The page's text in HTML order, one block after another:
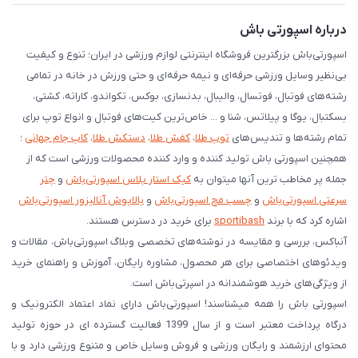
درباره اسپورتی باش
اسپورتی‌باش بزرگترین فروشگاه اینترنتی لوازم ورزشی در ایران؛ تنوع و کیفیت
بی‌نظیر وسایل ورزشی حرفه‌ای و نیمه حرفه‌ای و حتی ورزش در خانه در تمامی
رشته‌های فوتبال، فوتسال، والیبال، بدنسازی، بوکس، تکواندو، کاراته، کشتی،
بسکتبال، یوگا و پیلاتس، شنا و ... خاص‌ترین کیت‌های فوتبال و انواع توپ برای
تمام رشته‌ها و تندیس‌های توپ طلا، کفش طلا، دستکش طلا، کاپ جام جهانی ؛
همچنین اسپورتی باش تولید کننده و وارد کننده محصولات ورزشی است که از
جمله پر مخاطب ترین آنها میتوان به کیک استار پلاس اسپورتی‌باش و چتر
سرعتی اسپورتی‌باش و چسب مچ اسپورتی‌باش و بالاپوش آنالیزور اسپورتی‌باش
اشاره کرد که با برند sportibash برای خرید در دسترس هستند.
آنباکس، بررسی‌ و مقایسه در نوشته‌های تخصصی وبلاگ اسپورتی‌باش، مقالات و
ویدئوهای اختصاصی برای هر محصول، مشاوره رایگان، آموزش و راهنمای خرید
از ویژگی‌های خرید هوشمندانه در اسپرتی‌باش است.
اسپورتی‌ باش را همه میشناسند! اسپورتی‌باش دارای نماد اعتماد الکترونیک و
درگاه پرداخت معتبر است و از سال 1399 فعالیت گسترده ای در حوزه تولید
محتوای ارزشمند و رایگان ورزشی و فروش وسایل خاص و متنوع ورزشی دارد و با